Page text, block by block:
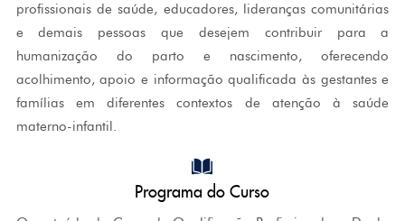
profissionais de saúde, educadores, lideranças comunitárias
e demais pessoas que desejem contribuir para a
humanização do parto e nascimento, oferecendo
acolhimento, apoio e informação qualificada às gestantes e
famílias em diferentes contextos de atenção à saúde
materno-infantil.
Programa do Curso